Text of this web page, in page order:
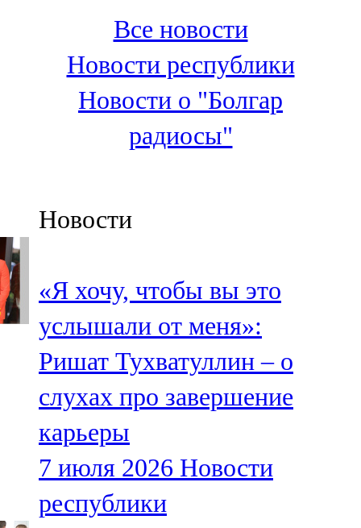
100,3 FM
Зәй
106,6 FM
Кадыбаш
105,2 FM
91,5 FM
106,1 FM
Кама тамагы
71,51 FM
Кукмара
107,9 FM
Лениногорский
102,1 FM
Все новости
Новости республики
Новости о "Болгар
радиосы"
Новости
«Я хочу, чтобы вы это
услышали от меня»:
Ришат Тухватуллин – о
слухах про завершение
карьеры
7 июля 2026 Новости
республики